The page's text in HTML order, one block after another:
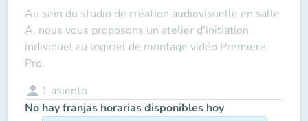
Au sein du studio de création audiovisuelle en salle
A, nous vous proposons un atelier d'initiation
individuel au logiciel de montage vidéo Premiere
Pro.
person 1 asiento
No hay franjas horarias disponibles hoy